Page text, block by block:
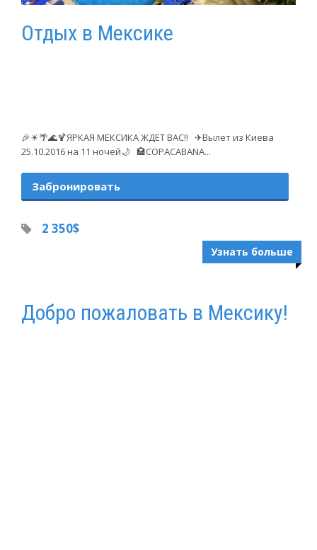
Отдых в Мексике
🎉☀🌴🌊🍹ЯРКАЯ МЕКСИКА ЖДЕТ ВАС‼ ✈Вылет из Киева
25.10.2016 на 11 ночей🌙 🏩COPACABANA...
Забронировать
2 350$
Узнать больше
Добро пожаловать в Мексику!